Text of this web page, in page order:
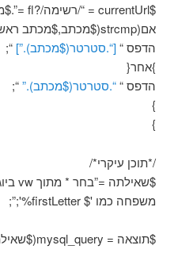
$currentUrl = “/רשימה/?fl =”.$מכתב.”&idT =”.$idtype.”&שפה =”.$שפה;
אם(strcmp($מכתב,$מכתב ראשון) == 0 ){
הדפס “[“.סטרטר($מכתב).”] “;
}אחר{
הדפס ““.סטרטר($מכתב).”“;
}
}
/*תוכן עיקרי*/
משפחה כמו '$ firstLetter%';”;
$תוצאה = mysql_query($שאילתא);